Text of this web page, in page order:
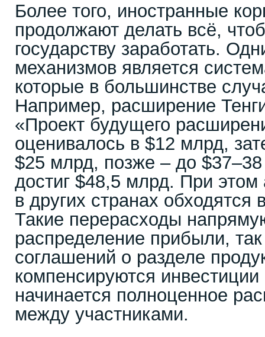
Более того, иностранные
продолжают делать всё,
государству заработать.
механизмов является
которые в большинстве
Например, расширение
«Проект будущего
оценивалось в $12 млрд,
$25 млрд, позже – до
достиг $48,5 млрд. При
в других странах
Такие перерасходы
распределение прибыли,
соглашений о разделе
компенсируются
начинается полноценное
между участниками.